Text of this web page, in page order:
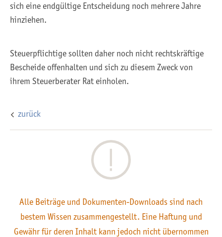
sich eine endgültige Entscheidung noch mehrere Jahre
hinziehen.
Steuerpflichtige sollten daher noch nicht rechtskräftige
Bescheide offenhalten und sich zu diesem Zweck von
ihrem Steuerberater Rat einholen.
zurück
Alle Beiträge und Dokumenten-Downloads sind nach
bestem Wissen zusammengestellt. Eine Haftung und
Gewähr für deren Inhalt kann jedoch nicht übernommen